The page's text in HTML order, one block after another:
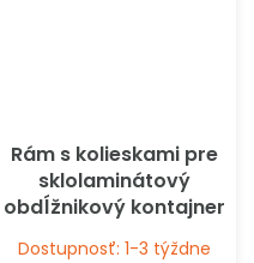
Rám s kolieskami pre
sklolaminátový
obdĺžnikový kontajner
Dostupnosť: 1-3 týždne